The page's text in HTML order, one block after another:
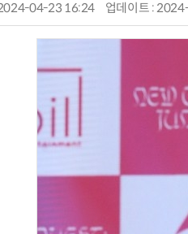
04-23 16:24 업데이트 :